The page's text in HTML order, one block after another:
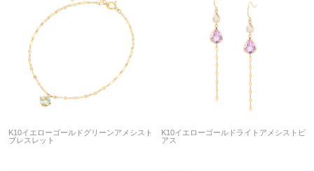
K10イエローゴールドグリーンアメシスト
ブレスレット
K10イエローゴールドライトアメシストピ
アス